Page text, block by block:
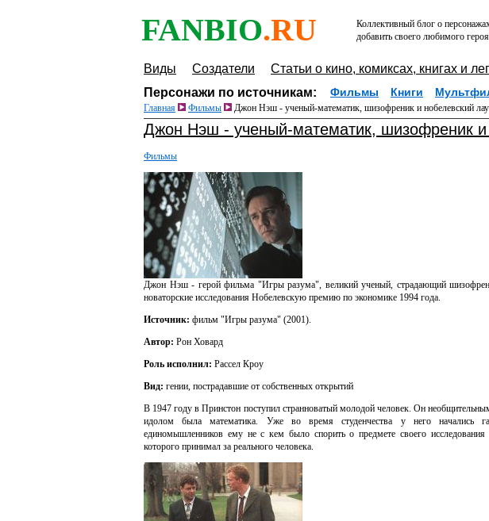
FANBIO.RU
Коллективный блог о
добавить своего любимого
Виды Создатели Статьи о кино, комиксах, книгах и
Персонажи по источникам:
Фильмы Книги
Главная Фильмы Джон Нэш - ученый-математик, шизофреник и нобелевский
Джон Нэш - ученый-математик, шизофреник и
Фильмы
Джон Нэш - герой фильма "Игры разума", великий ученый, страдающий
новаторские исследования Нобелевскую премию по экономике 1994 года.
Источник: фильм "Игры разума" (2001).
Автор: Рон Ховард
Роль исполнил: Рассел Кроу
Вид: гении, пострадавшие от собственных открытий
В 1947 году в Принстон поступил странноватый молодой человек. Он
идолом была математика. Уже во время студенчества у него начались
единомышленников ему не с кем было спорить о предмете своего
которого принимал за реального человека.